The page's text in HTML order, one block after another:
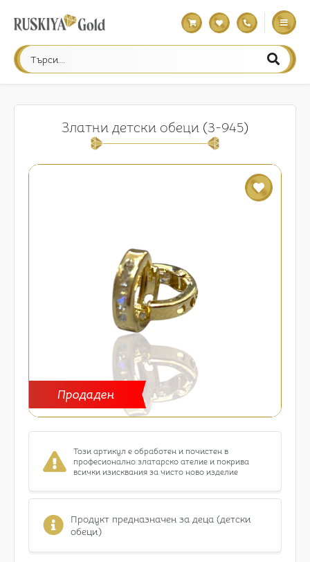
Златни детски обеци (3-945)
Продаден
Този артикул е обработен и почистен в
професионално златарско ателие и покрива
всички изисквания за чисто ново изделие
Продукт предназначен за деца (детски
обеци)